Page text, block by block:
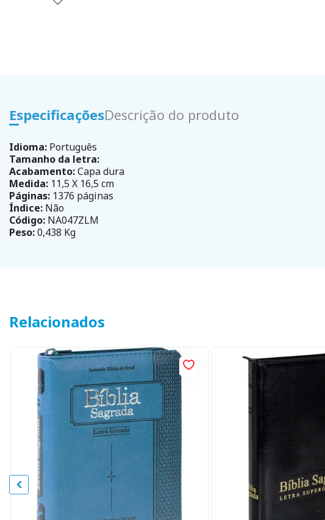
EspecificaçõesDescrição do produto
Idioma: Português
Tamanho da letra:
Acabamento:Capa dura
Medida: 11,5 X 16,5 cm
Páginas: 1376 páginas
Índice: Não
Código: NA047ZLM
Peso:0,438 Kg
Relacionados